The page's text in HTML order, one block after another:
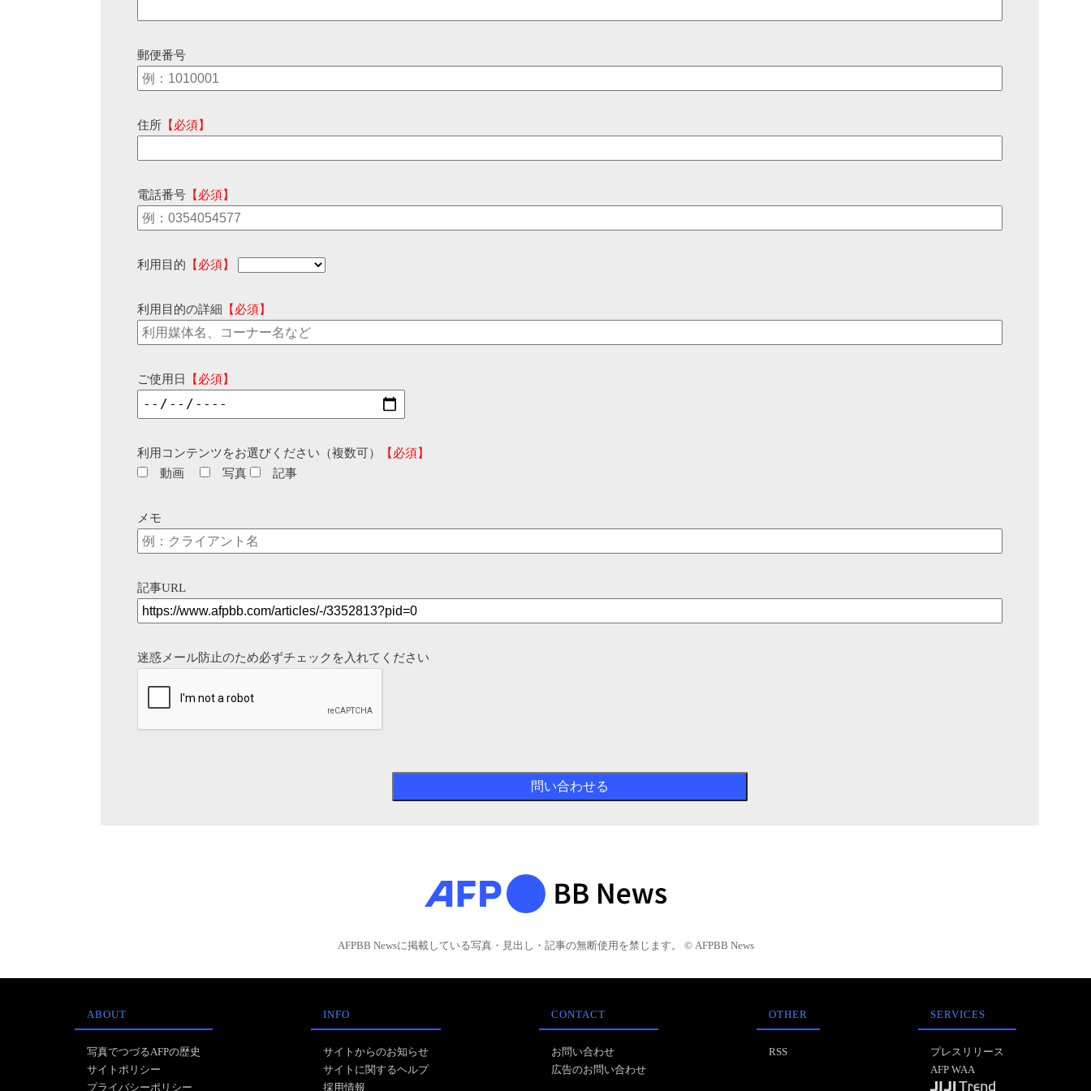
郵便番号
住所 【必須】
電話番号 【必須】
利用目的 【必須】
利用目的の詳細 【必須】
ご使用日 【必須】
利用コンテンツをお選びください（複数可）
【必須】
動画
写真 記事
メモ
記事URL
迷惑メール防止のため必ずチェックを入れてください
AFPBB Newsに掲載している写真・見出し・記事の無断使用を禁じます。 © AFPBB News
ABOUT
写真でつづるAFPの歴史
サイトポリシー
プライバシーポリシー
INFO
サイトからのお知らせ
サイトに関するヘルプ
採用情報
CONTACT
お問い合わせ
広告のお問い合わせ
OTHER
RSS
SERVICES
プレスリリース
AFP WAA